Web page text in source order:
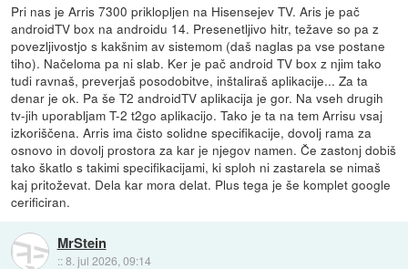
Pri nas je Arris 7300 priklopljen na Hisensejev TV. Aris je pač
androidTV box na androidu 14. Presenetljivo hitr, težave so pa z
povezljivostjo s kakšnim av sistemom (daš naglas pa vse postane
tiho). Načeloma pa ni slab. Ker je pač android TV box z njim tako
tudi ravnaš, preverjaš posodobitve, inštaliraš aplikacije... Za ta
denar je ok. Pa še T2 androidTV aplikacija je gor. Na vseh drugih
tv-jih uporabljam T-2 t2go aplikacijo. Tako je ta na tem Arrisu vsaj
izkoriščena. Arris ima čisto solidne specifikacije, dovolj rama za
osnovo in dovolj prostora za kar je njegov namen. Če zastonj dobiš
tako škatlo s takimi specifikacijami, ki sploh ni zastarela se nimaš
kaj pritoževat. Dela kar mora delat. Plus tega je še komplet google
cerificiran.
MrStein
::8. jul 2026, 09:14